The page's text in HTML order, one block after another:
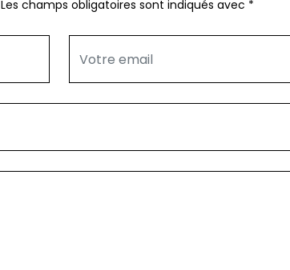
Les champs obligatoires sont indiqués avec *